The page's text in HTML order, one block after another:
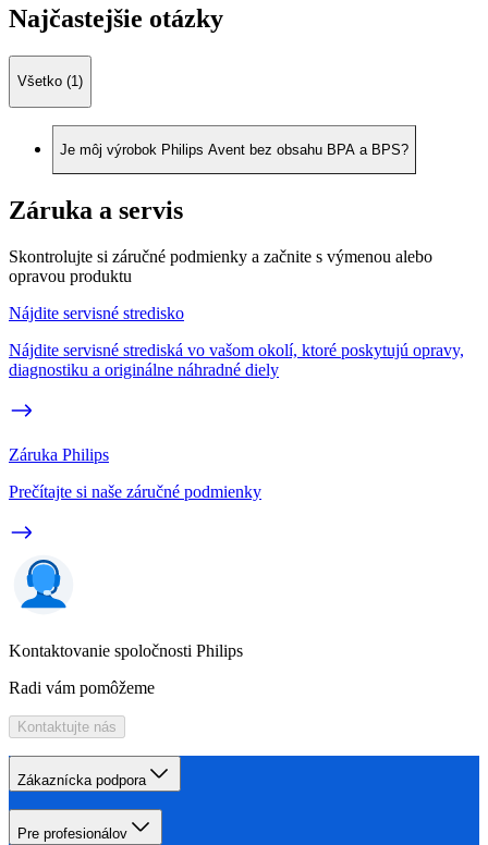
Najčastejšie otázky
Všetko (1)
Je môj výrobok Philips Avent bez obsahu BPA a BPS?
Záruka a servis
Skontrolujte si záručné podmienky a začnite s výmenou alebo
opravou produktu
Nájdite servisné stredisko
Nájdite servisné strediská vo vašom okolí, ktoré poskytujú opravy,
diagnostiku a originálne náhradné diely
Záruka Philips
Prečítajte si naše záručné podmienky
Kontaktovanie spoločnosti Philips
Radi vám pomôžeme
Kontaktujte nás
Zákaznícka podpora
Pre profesionálov